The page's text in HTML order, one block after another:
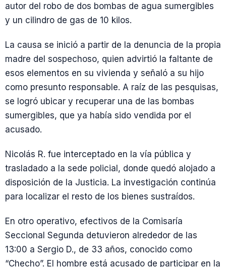
autor del robo de dos bombas de agua sumergibles
y un cilindro de gas de 10 kilos.
La causa se inició a partir de la denuncia de la propia
madre del sospechoso, quien advirtió la faltante de
esos elementos en su vivienda y señaló a su hijo
como presunto responsable. A raíz de las pesquisas,
se logró ubicar y recuperar una de las bombas
sumergibles, que ya había sido vendida por el
acusado.
Nicolás R. fue interceptado en la vía pública y
trasladado a la sede policial, donde quedó alojado a
disposición de la Justicia. La investigación continúa
para localizar el resto de los bienes sustraídos.
En otro operativo, efectivos de la Comisaría
Seccional Segunda detuvieron alrededor de las
13:00 a Sergio D., de 33 años, conocido como
“Checho”. El hombre está acusado de participar en la